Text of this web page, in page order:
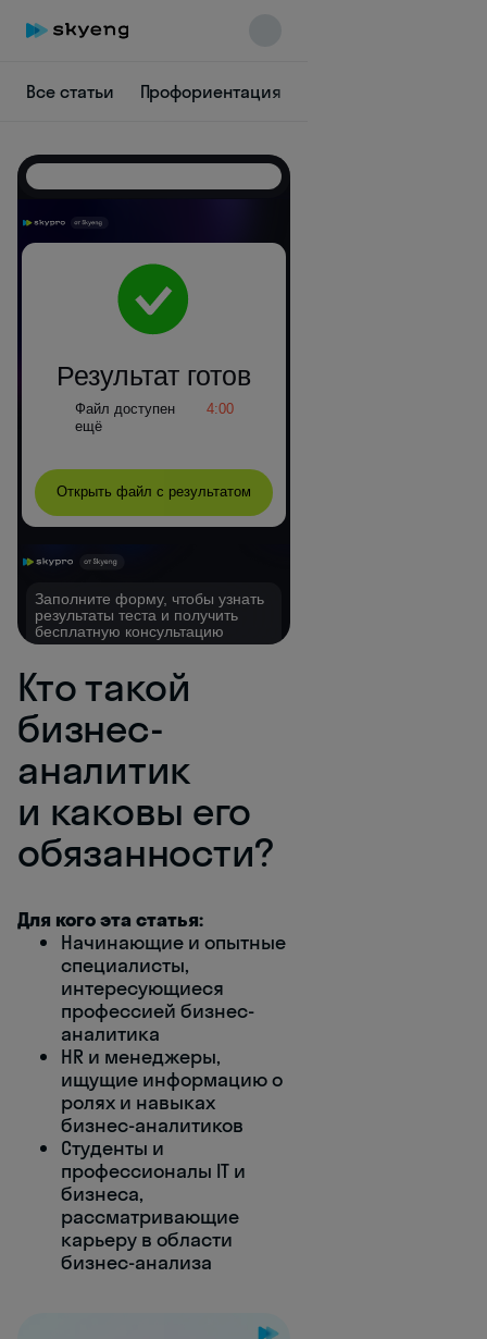
Все статьи Профориентация
Кто такой
бизнес-
аналитик
и каковы его
обязанности?
Для кого эта статья:
Начинающие и опытные
специалисты,
интересующиеся
профессией бизнес-
аналитика
HR и менеджеры,
ищущие информацию о
ролях и навыках
бизнес-аналитиков
Студенты и
профессионалы IT и
бизнеса,
рассматривающие
карьеру в области
бизнес-анализа
Skyeng Chat